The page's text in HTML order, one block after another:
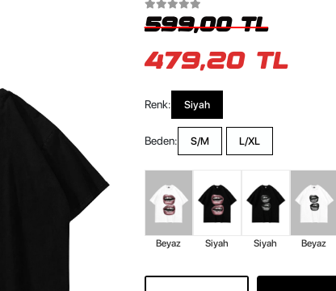
599,00 TL
479,20 TL
Renk: Siyah
Beden: S/M L/XL
Beyaz Siyah Siyah Beyaz